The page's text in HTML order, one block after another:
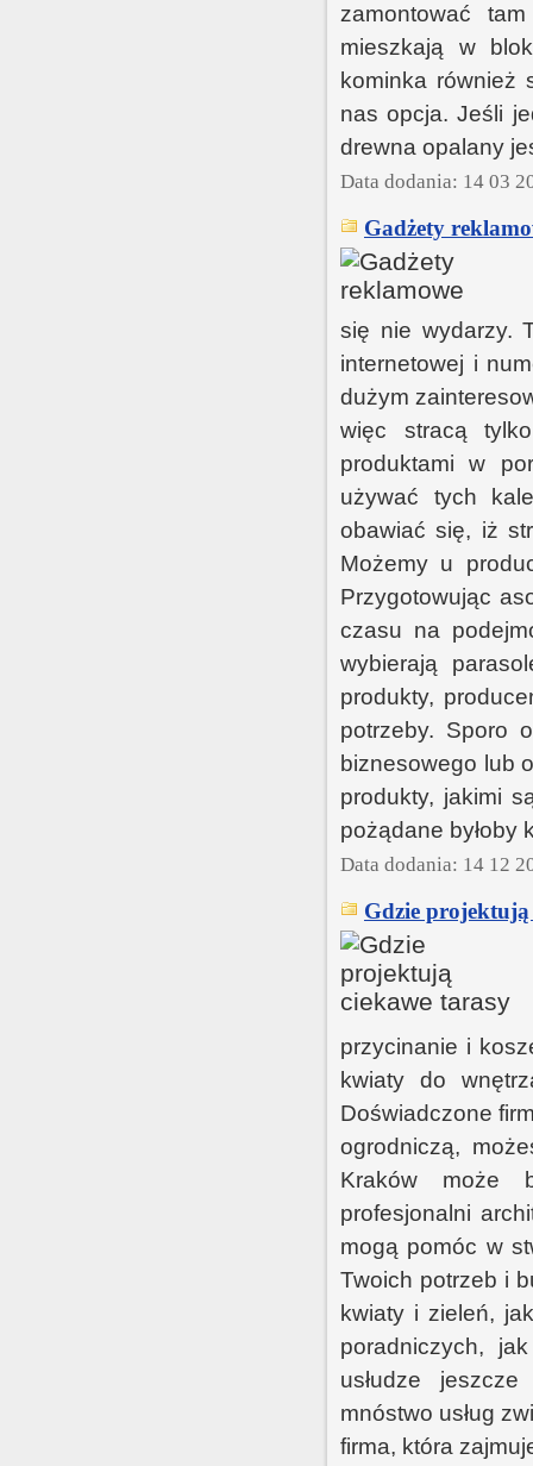
zamontować
mieszkają w
kominka również
nas opcja. Jeśli
drewna opalany
Data dodania: 14 03
Gadżety
się nie wydarzy.
internetowej i
dużym
więc stracą
produktami w
używać tych
obawiać się, iż
Możemy u
Przygotowując
czasu na
wybierają
produkty,
potrzeby. Sporo
biznesowego lub
produkty, jakimi
pożądane byłoby
Data dodania: 14 12
Gdzie projektują
przycinanie i
kwiaty do
Doświadczone
ogrodniczą,
Kraków może
profesjonalni
mogą pomóc w
Twoich potrzeb i
kwiaty i zieleń,
poradniczych,
usłudze
mnóstwo usług
firma, która